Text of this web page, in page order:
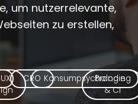
um nutzerrelevante,
zu erstellen,
CRO Konsumpsychologie
Branding
& CI